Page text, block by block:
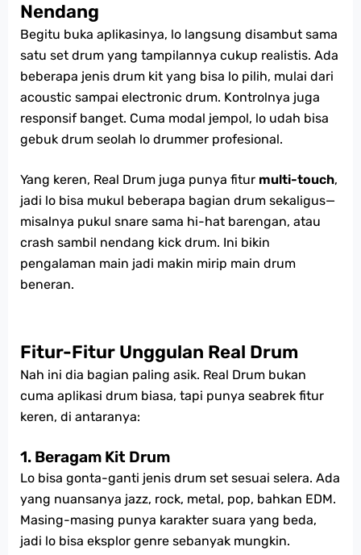
Nendang
Begitu buka aplikasinya, lo langsung disambut sama
satu set drum yang tampilannya cukup realistis. Ada
beberapa jenis drum kit yang bisa lo pilih, mulai dari
acoustic sampai electronic drum. Kontrolnya juga
responsif banget. Cuma modal jempol, lo udah bisa
gebuk drum seolah lo drummer profesional.
Yang keren, Real Drum juga punya fitur multi-touch,
jadi lo bisa mukul beberapa bagian drum sekaligus—
misalnya pukul snare sama hi-hat barengan, atau
crash sambil nendang kick drum. Ini bikin
pengalaman main jadi makin mirip main drum
beneran.
Fitur-Fitur Unggulan Real Drum
Nah ini dia bagian paling asik. Real Drum bukan
cuma aplikasi drum biasa, tapi punya seabrek fitur
keren, di antaranya:
1. Beragam Kit Drum
Lo bisa gonta-ganti jenis drum set sesuai selera. Ada
yang nuansanya jazz, rock, metal, pop, bahkan EDM.
Masing-masing punya karakter suara yang beda,
jadi lo bisa eksplor genre sebanyak mungkin.